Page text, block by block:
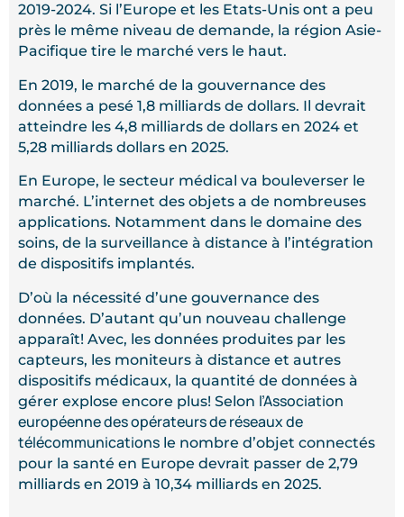
2019-2024. Si l’Europe et les Etats-Unis ont a peu
près le même niveau de demande, la région Asie-
Pacifique tire le marché vers le haut.
En 2019, le marché de la gouvernance des
données a pesé 1,8 milliards de dollars. Il devrait
atteindre les 4,8 milliards de dollars en 2024 et
5,28 milliards dollars en 2025.
En Europe, le secteur médical va bouleverser le
marché. L’internet des objets a de nombreuses
applications. Notamment dans le domaine des
soins, de la surveillance à distance à l’intégration
de dispositifs implantés.
D’où la nécessité d’une gouvernance des
données. D’autant qu’un nouveau challenge
apparaît! Avec, les données produites par les
capteurs, les moniteurs à distance et autres
dispositifs médicaux, la quantité de données à
gérer explose encore plus! Selon l’Association
européenne des opérateurs de réseaux de
télécommunications le nombre d’objet connectés
pour la santé en Europe devrait passer de 2,79
milliards en 2019 à 10,34 milliards en 2025.